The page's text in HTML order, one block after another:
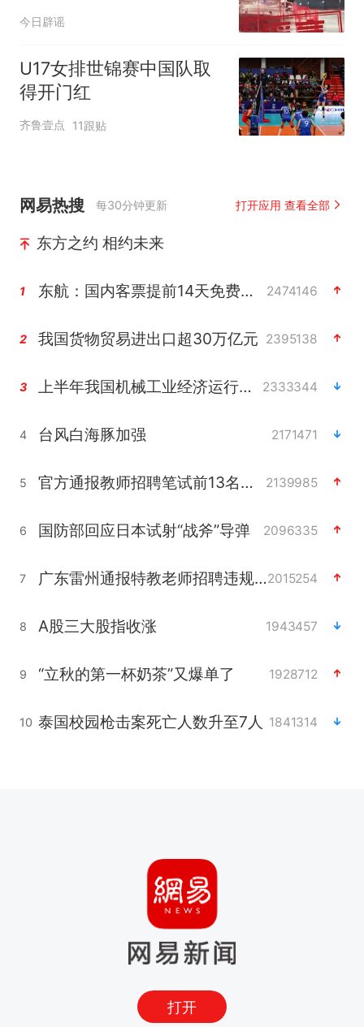
今日辟谣
U17女排世锦赛中国队取
得开门红
齐鲁壹点 11跟贴
网易热搜 每30分钟更新 打开应用 查看全部
东方之约 相约未来
1 东航：国内客票提前14天免费退改 2474146
2 我国货物贸易进出口超30万亿元 2395138
3 上半年我国机械工业经济运行稳中有进 2333344
4 台风白海豚加强 2171471
5 官方通报教师招聘笔试前13名被淘汰 2139985
6 国防部回应日本试射“战斧”导弹 2096335
7 广东雷州通报特教老师招聘违规事件2015254
8 A股三大股指收涨 1943457
9 “立秋的第一杯奶茶”又爆单了 1928712
10 泰国校园枪击案死亡人数升至7人 1841314
打开